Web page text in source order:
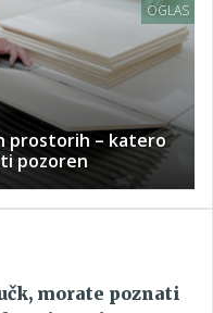
OGLAS
prostorih – katero
pozoren
morate poznati